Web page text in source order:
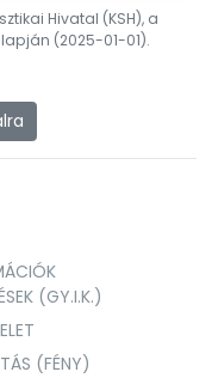
Hivatal (KSH), a
(2025-01-01).
(GY.I.K.)
(FÉNY)